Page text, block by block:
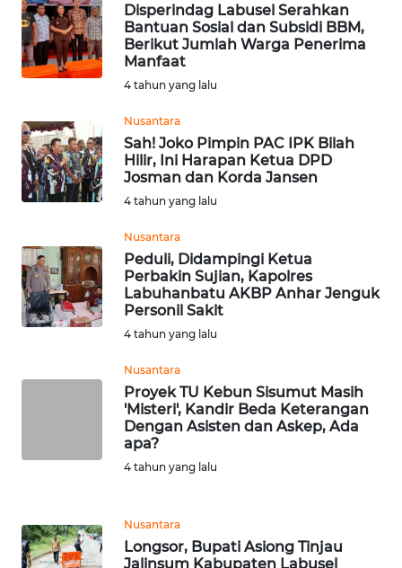
Disperindag Labusel Serahkan
Bantuan Sosial dan Subsidi BBM,
Berikut Jumlah Warga Penerima
Manfaat
4 tahun yang lalu
Nusantara
Sah! Joko Pimpin PAC IPK Bilah
Hilir, Ini Harapan Ketua DPD
Josman dan Korda Jansen
4 tahun yang lalu
Nusantara
Peduli, Didampingi Ketua
Perbakin Sujian, Kapolres
Labuhanbatu AKBP Anhar Jenguk
Personil Sakit
4 tahun yang lalu
Nusantara
Proyek TU Kebun Sisumut Masih
'Misteri', Kandir Beda Keterangan
Dengan Asisten dan Askep, Ada
apa?
4 tahun yang lalu
Nusantara
Longsor, Bupati Asiong Tinjau
Jalinsum Kabupaten Labusel
WN
LIKUPANG
WN
BORNEO
Media
Group
WAHANA
NEWS
INFRASTRUKTUR